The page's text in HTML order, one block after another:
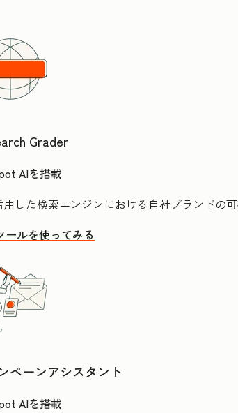
Grader
AIを搭載
用した検索エンジンにおける自社ブランドの
ールを使ってみる
ペーンアシスタント
AIを搭載